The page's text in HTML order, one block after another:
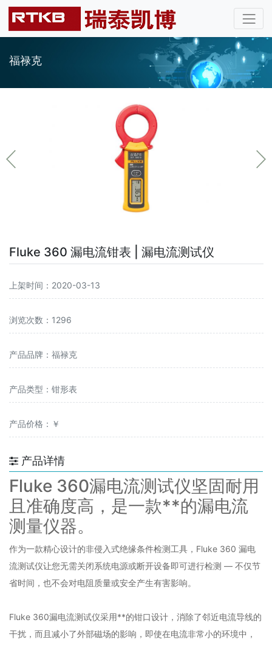
福禄克
Fluke 360 漏电流钳表 | 漏电流测试仪
上架时间：2020-03-13
浏览次数：1296
产品品牌：福禄克
产品类型：钳形表
产品价格：￥
产品详情
Fluke 360漏电流测试仪坚固耐用
且准确度高，是一款**的漏电流
测量仪器。
作为一款精心设计的非侵入式绝缘条件检测工具，Fluke 360 漏电
流测试仪让您无需关闭系统电源或断开设备即可进行检测 — 不仅节
省时间，也不会对电阻质量或安全产生有害影响。
Fluke 360漏电流测试仪采用**的钳口设计，消除了邻近电流导线的
干扰，而且减小了外部磁场的影响，即使在电流非常小的环境中，